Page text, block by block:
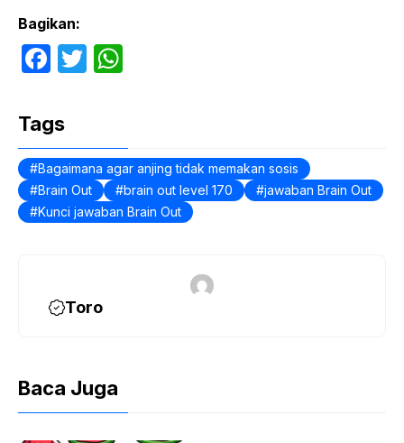
Bagikan:
F
c
e
b
o
o
T
er s
A
p
p
Tags
Bagaimana agar anjing tidak memakan sosis
Brain Out
brain out level 170
jawaban Brain Out
Kunci jawaban Brain Out
Toro
Baca Juga